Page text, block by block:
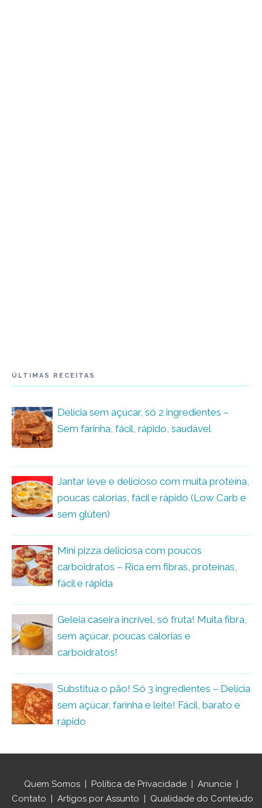
ÚLTIMAS RECEITAS
Delícia sem açúcar, só 2 ingredientes –
Sem farinha, fácil, rápido, saudável
Jantar leve e delicioso com muita proteína,
poucas calorias, fácil e rápido (Low Carb e
sem glúten)
Mini pizza deliciosa com poucos
carboidratos – Rica em fibras, proteínas,
fácil e rápida
Geleia caseira incrível, só fruta! Muita fibra,
sem açúcar, poucas calorias e
carboidratos!
Substitua o pão! Só 3 ingredientes – Delícia
sem açúcar, farinha e leite! Fácil, barato e
rápido
Quem Somos | Política de Privacidade | Anuncie |
Contato | Artigos por Assunto | Qualidade do Conteúdo